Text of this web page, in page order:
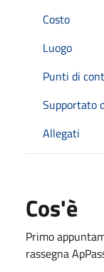
Costo
Luogo
Punti di
Supportato
Allegati
Cos'è
Primo
rassegna